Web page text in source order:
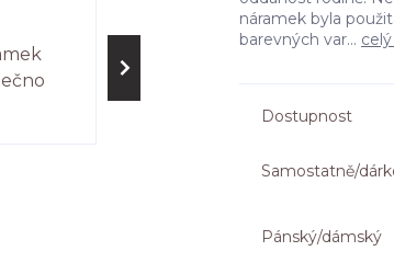
náramek byla
barevných var...
Dostupnost
Samostatně/
Pánský/dámský